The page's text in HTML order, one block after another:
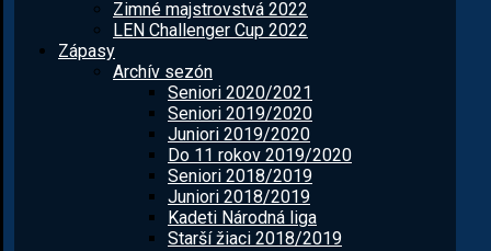
Zimné majstrovstvá 2022
LEN Challenger Cup 2022
Zápasy
Archív sezón
Seniori 2020/2021
Seniori 2019/2020
Juniori 2019/2020
Do 11 rokov 2019/2020
Seniori 2018/2019
Juniori 2018/2019
Kadeti Národná liga
Starší žiaci 2018/2019